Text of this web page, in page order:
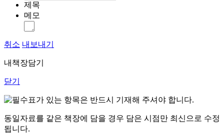
제목
메모
취소 내보내기
내책장담기
닫기
표가 있는 항목은 반드시 기재해 주셔야 합니다.
동일자료를 같은 책장에 담을 경우 담은 시점만 최신으로 수정
됩니다.